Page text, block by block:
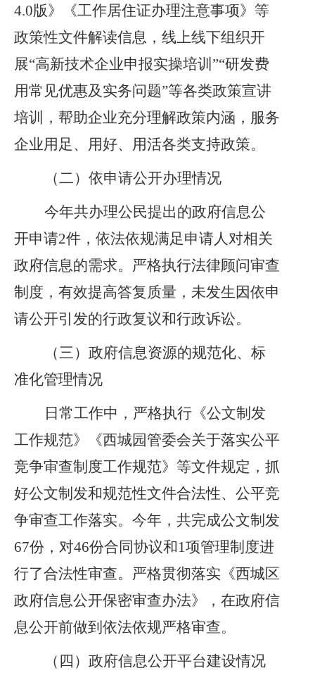
4.0版》《工作居住证办理注意事项》等
政策性文件解读信息，线上线下组织开
展“高新技术企业申报实操培训”“研发费
用常见优惠及实务问题”等各类政策宣讲
培训，帮助企业充分理解政策内涵，服务
企业用足、用好、用活各类支持政策。
（二） 依申请公开办理情况
今年共办理公民提出的政府信息公
开申请2件，依法依规满足申请人对相关
政府信息的需求。严格执行法律顾问审查
制度，有效提高答复质量，未发生因依申
请公开引发的行政复议和行政诉讼。
（三） 政府信息资源的规范化、标
准化管理情况
日常工作中，严格执行 《公文制发
工作规范》《西城园管委会关于落实公平
竞争审查制度工作规范》 等文件规定，抓
好公文制发和规范性文件合法性、公平竞
争审查工作落实。今年， 共完成公文制发
67份，对46份合同协议和1项管理制度进
行了合法性审查。 严格贯彻落实 《西城区
政府信息公开保密审查办法》，在政府信
息公开前做到依法依规严格审查。
（四） 政府信息公开平台建设情况